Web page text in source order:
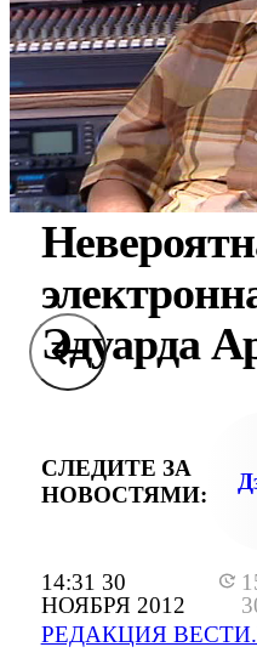
14:31 30
НОЯБРЯ 2012
РЕДАКЦИЯ
Эдуарда
СЛЕДИТЕ ЗА
НОВОСТЯМИ: